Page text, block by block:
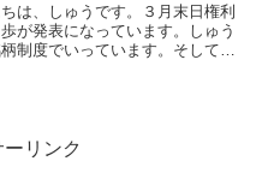
ちは、しゅうです。３月末日権利
が発表になっています。しゅう
制度でいっています。そして、
リンク